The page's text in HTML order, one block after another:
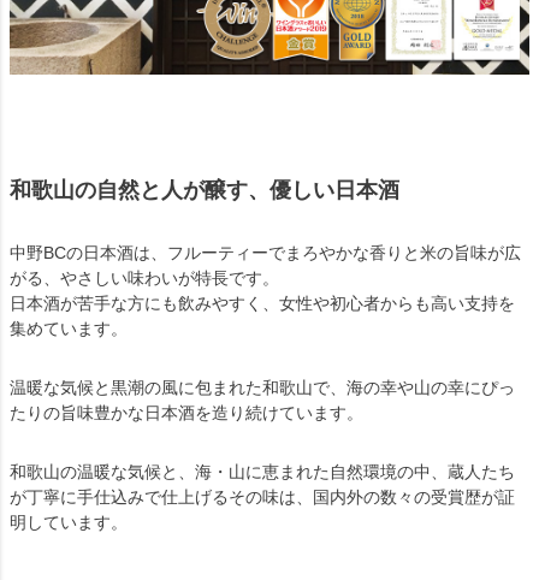
和歌山の自然と人が醸す、優しい日本酒
中野BCの日本酒は、フルーティーでまろやかな香りと米の旨味が広
がる、やさしい味わいが特長です。
日本酒が苦手な方にも飲みやすく、女性や初心者からも高い支持を
集めています。
温暖な気候と黒潮の風に包まれた和歌山で、海の幸や山の幸にぴっ
たりの旨味豊かな日本酒を造り続けています。
和歌山の温暖な気候と、海・山に恵まれた自然環境の中、蔵人たち
が丁寧に手仕込みで仕上げるその味は、国内外の数々の受賞歴が証
明しています。